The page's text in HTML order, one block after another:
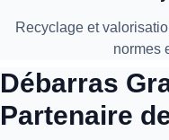
Recyclage et
normes
Débarras
Partenaire